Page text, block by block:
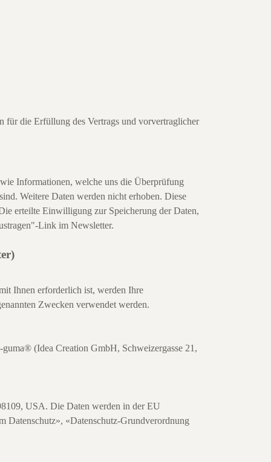
die Erfüllung des Vertrags und vorvertraglicher
Informationen, welche uns die Überprüfung
Weitere Daten werden nicht erhoben. Diese
erteilte Einwilligung zur Speicherung der Daten,
Link im Newsletter.
Ihnen erforderlich ist, werden Ihre
Zwecken verwendet werden.
(Idea Creation GmbH, Schweizergasse 21,
USA. Die Daten werden in der EU
Datenschutz», «Datenschutz-Grundverordnung